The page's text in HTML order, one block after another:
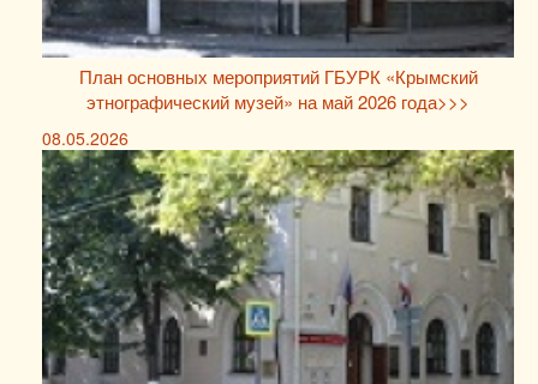
План основных мероприятий ГБУРК «Крымский
этнографический музей» на май 2026 года>>>
08.05.2026